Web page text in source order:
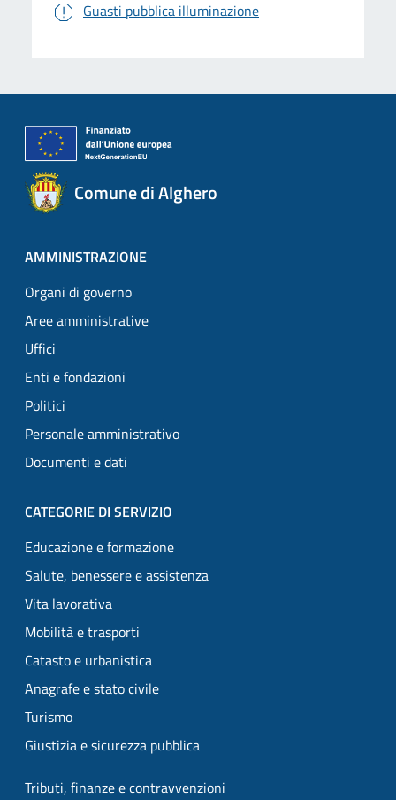
Guasti pubblica illuminazione
Comune di Alghero
AMMINISTRAZIONE
Organi di governo
Aree amministrative
Uffici
Enti e fondazioni
Politici
Personale amministrativo
Documenti e dati
CATEGORIE DI SERVIZIO
Educazione e formazione
Salute, benessere e assistenza
Vita lavorativa
Mobilità e trasporti
Catasto e urbanistica
Anagrafe e stato civile
Turismo
Giustizia e sicurezza pubblica
Tributi, finanze e contravvenzioni